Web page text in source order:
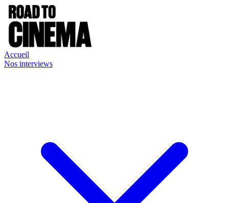
Accueil
Nos interviews